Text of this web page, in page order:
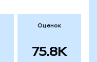
Оценок
75.8K